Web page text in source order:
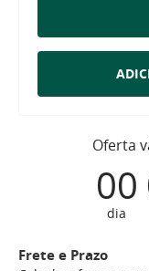
Oferta
00
dia
Frete e Prazo